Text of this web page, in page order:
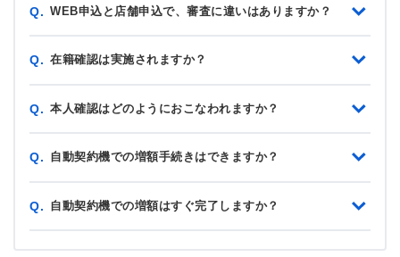
Q. WEB申込と店舗申込で、審査に違いはありますか？
Q. 在籍確認は実施されますか？
Q. 本人確認はどのようにおこなわれますか？
Q. 自動契約機での増額手続きはできますか？
Q. 自動契約機での増額はすぐ完了しますか？